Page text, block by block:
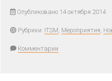
Опубликовано 14 октября 2014
Рубрики: ITSM, Мероприятия,
Комментарии